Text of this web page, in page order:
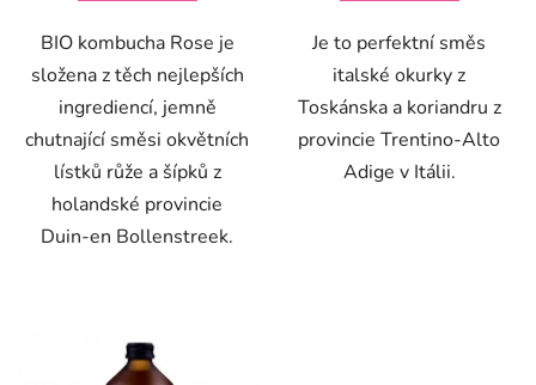
BIO kombucha Rose je
složena z těch nejlepších
ingrediencí, jemně
chutnající směsi okvětních
lístků růže a šípků z
holandské provincie
Duin-en Bollenstreek.
Je to perfektní směs
italské okurky z
Toskánska a koriandru z
provincie Trentino-Alto
Adige v Itálii.